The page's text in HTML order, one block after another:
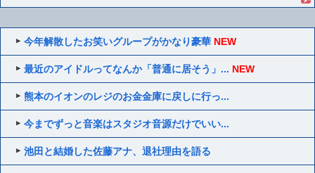
今年解散したお笑いグループがかなり豪華 NEW
最近のアイドルってなんか「普通に居そう」... NEW
熊本のイオンのレジのお金金庫に戻しに行っ...
今までずっと音楽はスタジオ音源だけでいい...
池田と結婚した佐藤アナ、退社理由を語る